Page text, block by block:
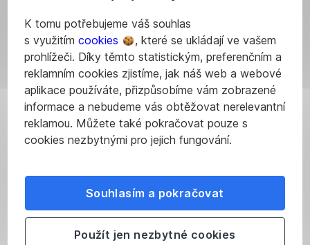
K tomu potřebujeme váš souhlas
s využitím cookies
, které se ukládají ve vašem
prohlížeči. Díky těmto statistickým, preferenčním a
reklamním cookies zjistíme, jak náš web a webové
aplikace používáte, přizpůsobíme vám zobrazené
informace a nebudeme vás obtěžovat nerelevantní
reklamou. Můžete také pokračovat pouze s
cookies nezbytnými pro jejich fungování.
Souhlasím a pokračovat
Použít jen nezbytné cookies